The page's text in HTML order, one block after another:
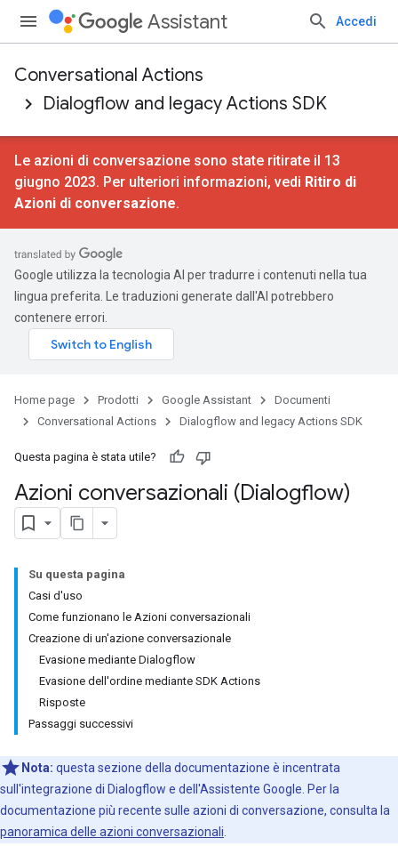
Assistant Accedi
Conversational Actions
Dialogflow and legacy Actions SDK
Le azioni di conversazione sono state ritirate il 13
giugno 2023. Per ulteriori informazioni, vedi Ritiro di
Azioni di conversazione.
Google utilizza la tecnologia AI per tradurre i contenuti nella tua
lingua preferita. Le traduzioni generate dall'AI potrebbero
contenere errori.
Home page Prodotti Google Assistant
Documenti
Conversational Actions
Dialogflow and legacy Actions SDK
Questa pagina è stata utile?
Azioni conversazionali (Dialogflow)
Su questa pagina
Casi d'uso
Come funzionano le Azioni conversazionali
Creazione di un'azione conversazionale
Evasione mediante Dialogflow
Evasione dell'ordine mediante SDK Actions
Risposte
Passaggi successivi
Nota: questa sezione della documentazione è incentrata
sull'integrazione di Dialogflow e dell'Assistente Google. Per la
documentazione più recente sulle azioni di conversazione, consulta la
panoramica delle azioni conversazionali